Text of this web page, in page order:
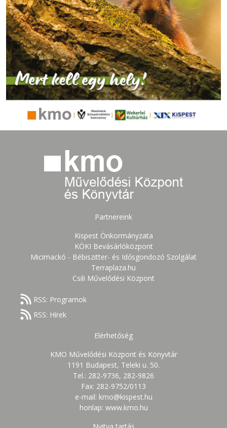
Partnereink
Kispest Önkormányzata
KÖKI Bevásárlóközpont
Micimackó - Bébiszitter- és Idősgondozó Szolgálat
Terraplaza.hu
Csili Művelődési Központ
RSS: Programok
RSS: Hírek
Elérhetőség
KMO Művelődési Központ és Könyvtár
1191 Budapest, Teleki u. 50.
Tel.: 282-9736, 282-9826
Fax: 282-9752/0113
e-mail: kmo@kispest.hu
honlap: www.kmo.hu